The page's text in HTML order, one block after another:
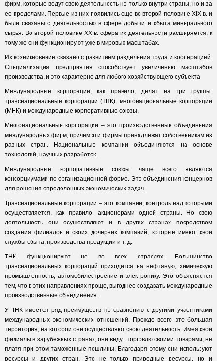
фирм, которые ведут свою деятельность не только внутри страны, но и за
ее пределами. Первые из них появились еще во второй половине XIX в. и
были связаны с деятельностью в сфере добычи и сбыта минерального
сырья. Во второй половине XX в. сфера их деятельности расширяется, к
тому же они функционируют уже в мировых масштабах.
Их возникновение связано с развитием разделения труда и кооперацией.
Специализация предприятия способствует увеличению масштабов
производства, и это характерно для любого хозяйствующего субъекта.
Международные корпорации, как правило, делят на три группы:
транснациональные корпорации (ТНК), многонациональные корпорации
(МНК) и международные корпоративные союзы.
Многонациональные корпорации – это производственные объединения
международных фирм, причем эти фирмы принадлежат собственникам из
разных стран. Национальные компании объединяются на основе
технологий, научных разработок.
Международные корпоративные союзы чаще всего являются
консорциумами по организационной форме. Это объединения концернов
для решения определенных экономических задач.
Транснациональные корпорации – это компании, контроль над которыми
осуществляется, как правило, акционерами одной страны. Но свою
деятельность они осуществляют и в других странах посредством
создания филиалов и своих дочерних компаний, которые имеют свои
службы сбыта, производства продукции и т. д.
ТНК функционируют не во всех отраслях. Большинство
транснациональных корпораций приходится на нефтяную, химическую
промышленность, автомобилестроение и электронику. Это объясняется
тем, что в этих направлениях проще, выгоднее создавать международные
производственные объединения.
У ТНК имеется ряд преимуществ по сравнению с другими участниками
международных экономических отношений. Прежде всего это большая
территория, на которой они осуществляют свою деятельность. Имея свои
филиалы в зарубежных странах, они ведут торговлю своими товарами, не
платя при этом таможенные пошлины. Благодаря этому они используют
ресурсы и других стран. Это не только природные ресурсы, но и